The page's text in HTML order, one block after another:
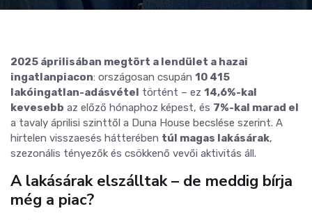
2025 áprilisában megtört a lendület a hazai
ingatlanpiacon: országosan csupán 10 415
lakóingatlan-adásvétel történt – ez 14,6%-kal
kevesebb az előző hónaphoz képest, és 7%-kal marad el
a tavaly áprilisi szinttől a Duna House becslése szerint. A
hirtelen visszaesés hátterében túl magas lakásárak,
szezonális tényezők és csökkenő vevői aktivitás áll.
A lakásárak elszálltak – de meddig bírja
még a piac?